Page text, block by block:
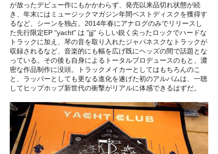
が放ったデビュー作にもかかわらず、発売以来品切れ状態が続
き、年末にはミュージックマガジン年間ベストディスクを獲得す
るなど、シーンを独占。2014年春にアナログのみでリリースし
た先行限定EP "yacht" は "jjj" らしい鋭く尖ったロックでハードな
トラックに加え、琴の音を取り入れたジャパネスクなトラックが
収録されるなど、音楽的にも幅を広げ既にヘッズの間で話題とな
っている。その後も自身によるトータルプロデュースのもと、濃
密な作品制作に没頭。トラックメイカーとしてはもちろんのこ
と、ラッパーとしても更なる進化を遂げた初のアルバムは、一聴
してヒップホップ新世代の衝撃がリアルに体感できるはずだ。